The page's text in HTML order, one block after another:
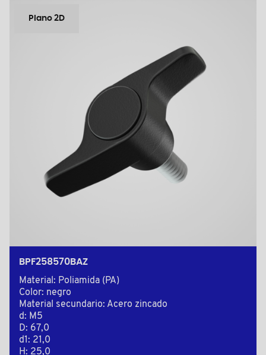
Plano 2D
BPF258570BAZ
Material: Poliamida (PA)
Color: negro
Material secundario: Acero zincado
d: M5
D: 67,0
d1: 21,0
H: 25,0